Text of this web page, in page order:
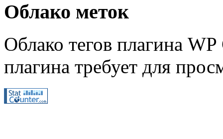
Облако меток
Облако тегов плагина
плагина требует для